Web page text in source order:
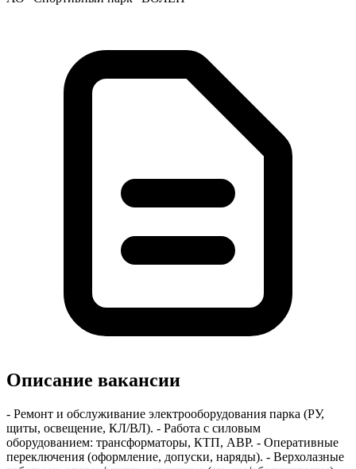
Описание вакансии
- Ремонт и обслуживание электрооборудования парка (РУ,
щиты, освещение, КЛ/ВЛ). - Работа с силовым
оборудованием: трансформаторы, КТП, АВР. - Оперативные
переключения (оформление, допуски, наряды). - Верхолазные